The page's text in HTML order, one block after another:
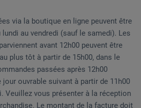
via la boutique en ligne peuvent être
au vendredi (sauf le samedi). Les
avant 12h00 peuvent être
plus tôt à partir de 15h00, dans le
passées après 12h00
ouvrable suivant à partir de 11h00
Veuillez vous présenter à la réception
Le montant de la facture doit